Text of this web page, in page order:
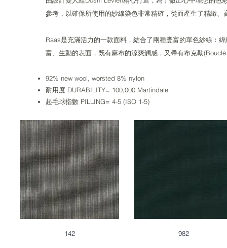
參考，以確保所使用的紗線染色非常精確，從而產生了精緻
Raas是充滿活力的一款面料，結合了兩種豐富的單色紗線：
富、生動的表面，既有麻布的涼爽觸感，又帶有布克勒
92% new wool, worsted 8% nylon
耐用度 DURABILITY= 100,000 Martindale
起毛球指數 PILLING= 4-5 (ISO 1-5)
142 982